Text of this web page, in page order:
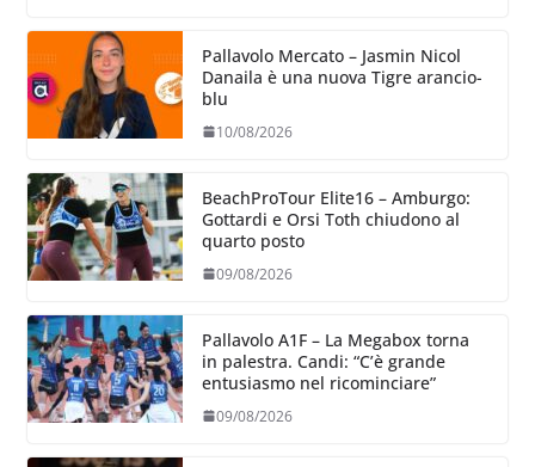
Pallavolo Mercato – Jasmin Nicol
Danaila è una nuova Tigre arancio-
blu
10/08/2026
BeachProTour Elite16 – Amburgo:
Gottardi e Orsi Toth chiudono al
quarto posto
09/08/2026
Pallavolo A1F – La Megabox torna
in palestra. Candi: “C’è grande
entusiasmo nel ricominciare”
09/08/2026